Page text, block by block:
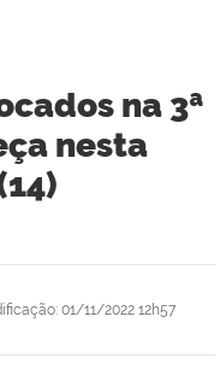
na 3ª
nesta
: 01/11/2022 12h57